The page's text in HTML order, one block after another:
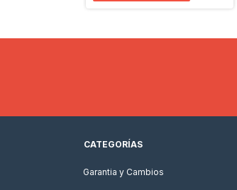
CATEGORÍAS
Garantia y Cambios